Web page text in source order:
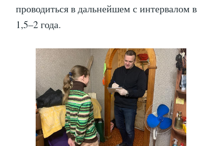
проводиться в дальнейшем с интервалом в
1,5–2 года.